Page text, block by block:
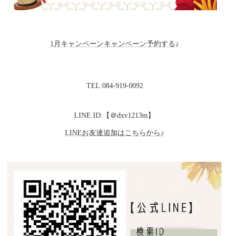
1月キャンペーンキャンペーン予約する♪
TEL:084-919-0092
LINE ID:【＠dxv1213m】
LINEお友達追加はこちらから♪